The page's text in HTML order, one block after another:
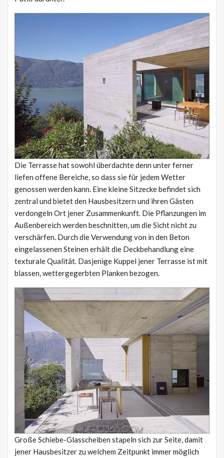
Die Terrasse hat sowohl überdachte denn unter ferner
liefen offene Bereiche, so dass sie für jedem Wetter
genossen werden kann. Eine kleine Sitzecke befindet sich
zentral und bietet den Hausbesitzern und ihren Gästen
verdongeln Ort jener Zusammenkunft. Die Pflanzungen im
Außenbereich werden beschnitten, um die Sicht nicht zu
verschärfen. Durch die Verwendung von in den Beton
eingelassenen Steinen erhält die Deckbehandlung eine
texturale Qualität. Dasjenige Kuppel jener Terrasse ist mit
blassen, wettergegerbten Planken bezogen.
Große Schiebe-Glasscheiben stapeln sich zur Seite, damit
jener Hausbesitzer zu welchem Zeitpunkt immer möglich